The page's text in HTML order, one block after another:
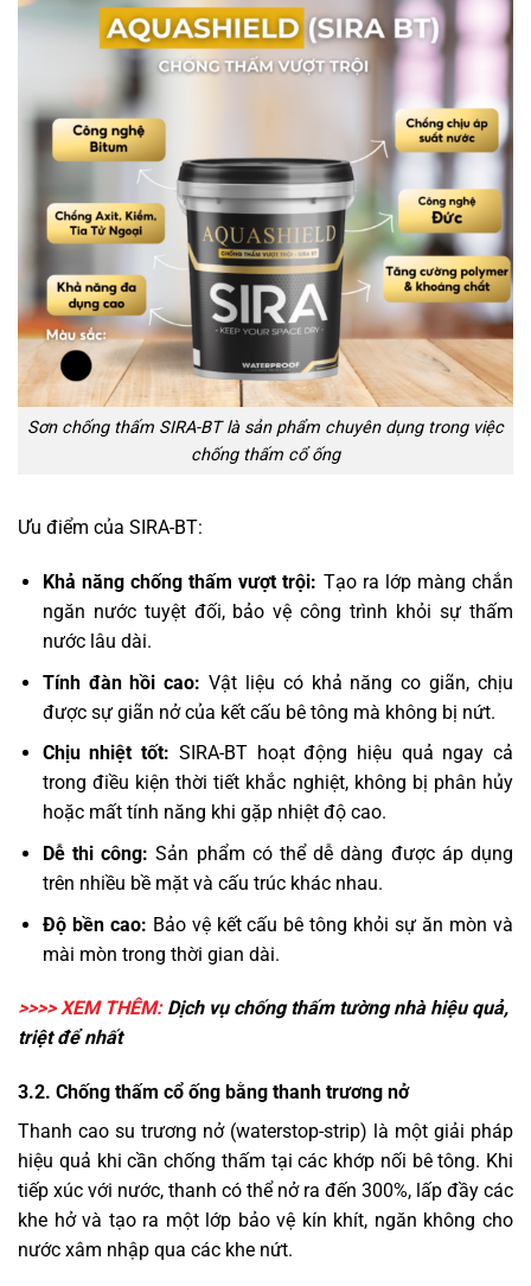
Sơn chống thấm SIRA-BT là sản phẩm chuyên dụng trong việc
chống thấm cổ ống
Ưu điểm của SIRA-BT:
Khả năng chống thấm vượt trội: Tạo ra lớp màng chắn
ngăn nước tuyệt đối, bảo vệ công trình khỏi sự thấm
nước lâu dài.
Tính đàn hồi cao: Vật liệu có khả năng co giãn, chịu
được sự giãn nở của kết cấu bê tông mà không bị nứt.
Chịu nhiệt tốt: SIRA-BT hoạt động hiệu quả ngay cả
trong điều kiện thời tiết khắc nghiệt, không bị phân hủy
hoặc mất tính năng khi gặp nhiệt độ cao.
Dễ thi công: Sản phẩm có thể dễ dàng được áp dụng
trên nhiều bề mặt và cấu trúc khác nhau.
Độ bền cao: Bảo vệ kết cấu bê tông khỏi sự ăn mòn và
mài mòn trong thời gian dài.
>>>> XEM THÊM: Dịch vụ chống thấm tườngnhà hiệu quả,
triệt để nhất
3.2. Chống thấm cổ ống bằng thanh trương nở
Thanh cao su trương nở (waterstop-strip) là một giải pháp
hiệu quả khi cần chống thấm tại các khớp nối bê tông. Khi
tiếp xúc với nước, thanh có thể nở ra đến 300%, lấp đầy các
khe hở và tạo ra một lớp bảo vệ kín khít, ngăn không cho
nước xâm nhập qua các khe nứt.